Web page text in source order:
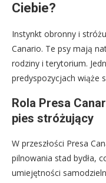
Ciebie?
Instynkt obronny i
Canario. Te psy mają
rodziny i terytorium.
predyspozycjach wiąże
Rola Presa
pies stróżujący
W przeszłości Presa
pilnowania stad bydła,
umiejętności